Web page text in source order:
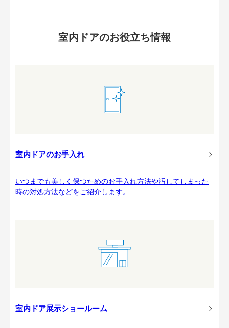
室内ドアのお役立ち情報
室内ドアのお手入れ
いつまでも美しく保つためのお手入れ方法や汚してしまった
時の対処方法などをご紹介します。
室内ドア展示ショールーム